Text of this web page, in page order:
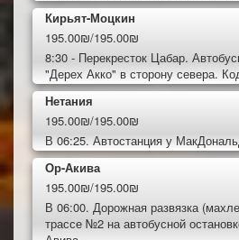
Кирьят-Моцкин
195.00₪/195.00₪
8:30 - Перекресток Цабар.
"Дерех Акко" в сторону севера.
Нетания
195.00₪/195.00₪
В 06:25. Автостанция у
Ор-Акива
195.00₪/195.00₪
В 06:00. Дорожная развязка
трассе №2 на автобусной